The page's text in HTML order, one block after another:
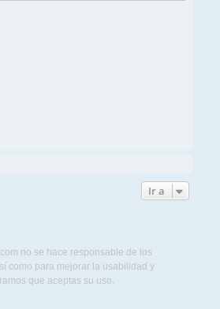
Ir a
no se hace responsable de los
como para mejorar la usabilidad y
que aceptas su uso.